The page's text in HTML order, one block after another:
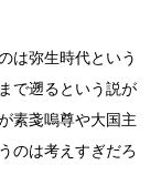
は弥生時代という
で遡るという説が
素戔嗚尊や大国主
のは考えすぎだろ